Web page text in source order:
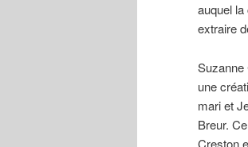
auquel
extraire
Suzanne
une
mari et
Breur.
Creston